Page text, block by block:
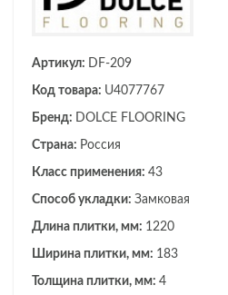
Артикул: DF-209
Код товара: U4077767
Бренд: DOLCE FLOORING
Страна: Россия
Класс применения: 43
Способ укладки: Замковая
Длина плитки, мм: 1220
Ширина плитки, мм: 183
Толщина плитки, мм: 4